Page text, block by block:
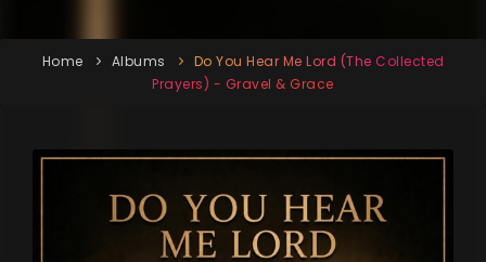
Home Albums
Do You Hear Me Lord (The Collected
Prayers) - Gravel & Grace